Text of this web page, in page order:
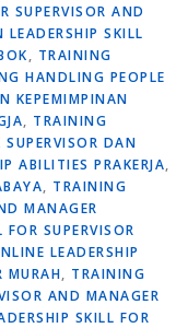
SUPERVISOR AND
LEADERSHIP SKILL
, TRAINING
HANDLING PEOPLE
KEPEMIMPINAN
, TRAINING
DAN
ABILITIES PRAKERJA,
, TRAINING
MANAGER
SUPERVISOR
LEADERSHIP
MURAH, TRAINING
AND MANAGER
SKILL FOR